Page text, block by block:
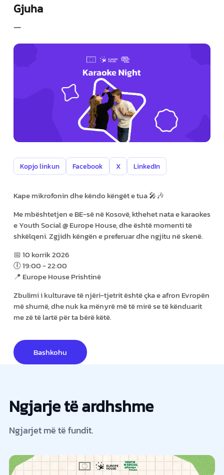
Gjuha
—
Kopjo linkun Facebook X LinkedIn
Kape mikrofonin dhe këndo këngët e tua 🎤🎶
Me mbështetjen e BE-së në Kosovë, kthehet nata e karaokes
e Youth Social @ Europe House, dhe është momenti të
shkëlqeni. Zgjidh këngën e preferuar dhe ngjitu në skenë.
📅 10 korrik 2026
🕕 19:00 - 22:00
📍 Europe House Prishtinë
Zbulimi i kulturave të njëri-tjetrit është çka e afron Evropën
më shumë, dhe nuk ka mënyrë më të mirë se të kënduarit
me zë të lartë për ta bërë këtë.
Bashkohu
Ngjarje të ardhshme
Ngjarjet më të fundit.